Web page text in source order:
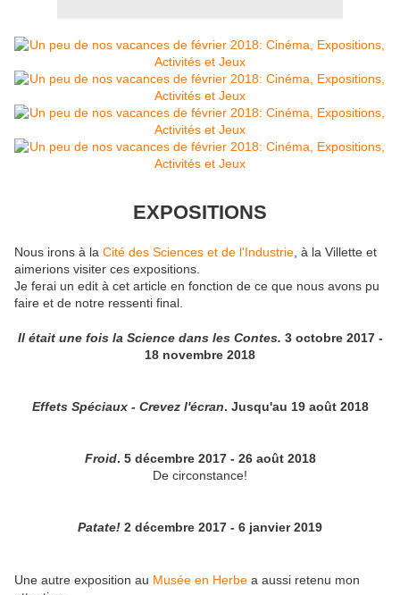
EXPOSITIONS
Nous irons à la Cité des Sciences et de l'Industrie , à la Villette et
aimerions visiter ces expositions.
Je ferai un edit à cet article en fonction de ce que nous avons pu
faire et de notre ressenti final.
Il était une fois la Science dans les Contes. 3 octobre 2017 -
18 novembre 2018
Effets Spéciaux - Crevez l'écran. Jusqu'au 19 août 2018
Froid. 5 décembre 2017 - 26 août 2018
De circonstance!
Patate! 2 décembre 2017 - 6 janvier 2019
Une autre exposition au Musée en Herbe a aussi retenu mon